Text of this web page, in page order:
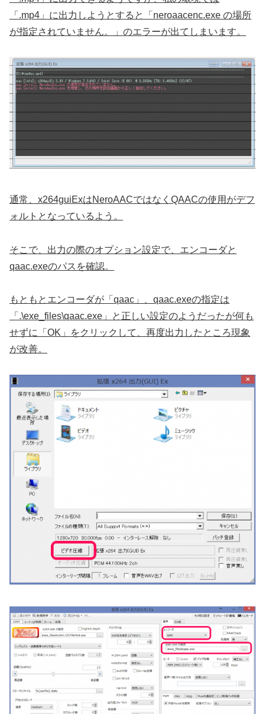
「.mp4」に出力しようとすると「neroaacenc.exe の場所
が指定されていません。」のエラーが出てしまいます。
通常、x264guiExはNeroAACではなくQAACの使用がデフ
ォルトとなっているよう。
そこで、出力の際のオプション設定で、エンコーダと
qaac.exeのパスを確認。
もともとエンコーダが「qaac」、qaac.exeの指定は
「.\exe_files\qaac.exe」と正しい設定のようだったが何も
せずに「OK」をクリックして、再度出力したところ現象
が改善。